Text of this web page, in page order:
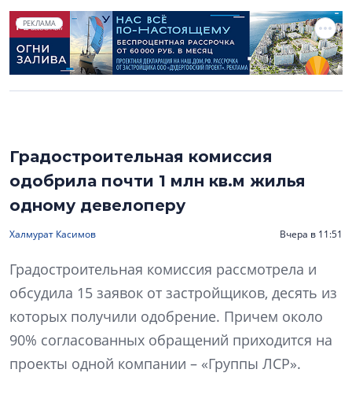
РЕКЛАМА
Градостроительная комиссия
одобрила почти 1 млн кв.м жилья
одному девелоперу
Халмурат Касимов Вчера в 11:51
Градостроительная комиссия рассмотрела и
обсудила 15 заявок от застройщиков, десять из
которых получили одобрение. Причем около
90% согласованных обращений приходится на
проекты одной компании – «Группы ЛСР».